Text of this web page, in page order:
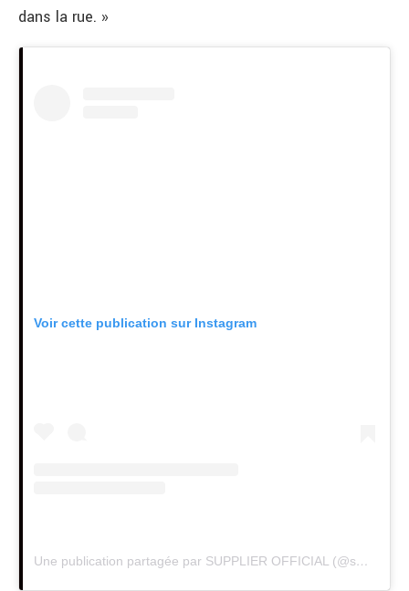
dans la rue. »
Voir cette publication sur Instagram
Une publication partagée par SUPPLIER OFFICIAL (@supplier_official)